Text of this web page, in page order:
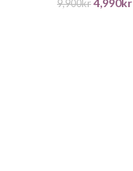
9,900kr 4,990kr